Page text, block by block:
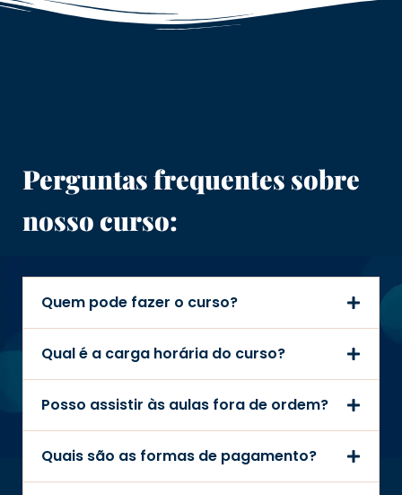
Perguntas frequentes sobre
nosso curso:
Quem pode fazer o curso?
Qual é a carga horária do curso?
Posso assistir às aulas fora de ordem?
Quais são as formas de pagamento?